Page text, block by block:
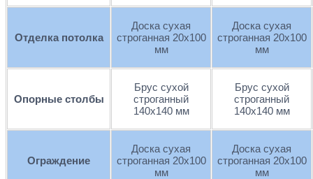
Отделка потолка
Доска сухая
строганная 20х100
мм
Доска сухая
строганная 20х100
мм
Опорные столбы
Брус сухой
строганный
140х140 мм
Брус сухой
строганный
140х140 мм
Ограждение
Доска сухая
строганная 20х100
мм
Доска сухая
строганная 20х100
мм